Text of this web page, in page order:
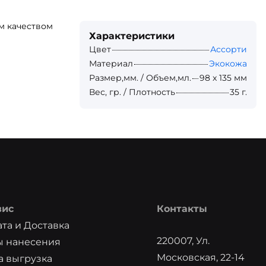
качеством
Характеристики
Цвет
Ассорти
Материал
Экокожа
Размер,мм. / Объем,мл.
98 x 135 мм
Вес, гр. / Плотность
35 г.
и Доставка
нанесения
выгрузка
Контакты
220007, Ул.
Московская, 22-14